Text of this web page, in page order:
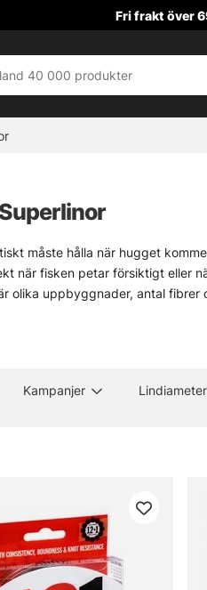
Fri frakt över
måste hålla när hugget
när fisken petar försiktigt eller
olika uppbyggnader, antal fibrer
meter till bulkspolar på
Kampanjer Lindiameter